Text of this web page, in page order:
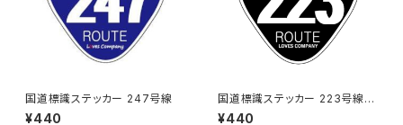
国道標識ステッカー 247号線
¥440
国道標識ステッカー 223号線
（ブラック）
¥440